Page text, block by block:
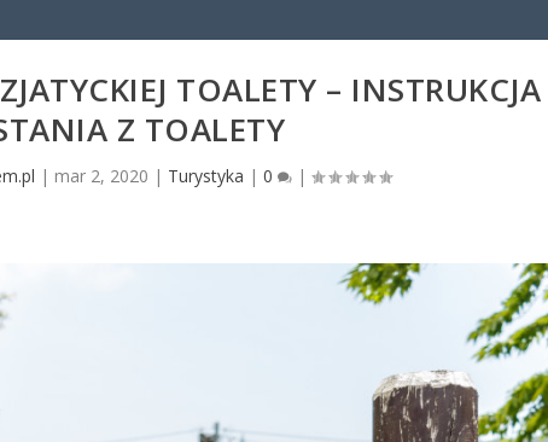
TOALETY – INSTRUKCJA
Z TOALETY
| mar 2, 2020 | Turystyka | 0 |